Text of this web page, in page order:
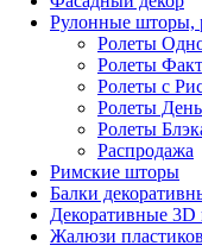
Рулонные шторы,
Ролеты
Ролеты
Ролеты с
Ролеты
Ролеты
Распродажа
Римские шторы
Балки
Декоративные 3D
Жалюзи